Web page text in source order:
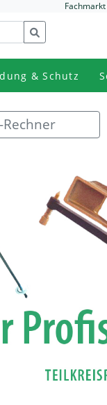
Fachmarkt
& Schutz